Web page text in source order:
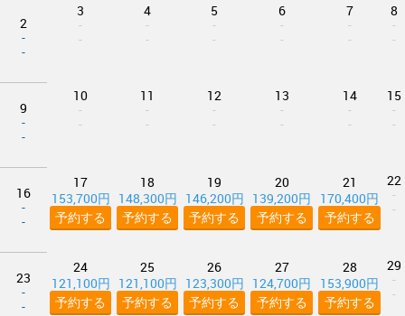
2
-
-
3
-
-
4
-
-
5
-
-
6
-
-
7
-
-
8
-
-
9
-
-
10
-
-
11
-
-
12
-
-
13
-
-
14
-
-
15
-
-
16
-
-
17
153,700円
予約する
18
148,300円
予約する
19
146,200円
予約する
20
139,200円
予約する
21
170,400円
予約する
22
-
-
23
-
-
24
121,100円
予約する
25
121,100円
予約する
26
123,300円
予約する
27
124,700円
予約する
28
153,900円
予約する
29
-
-